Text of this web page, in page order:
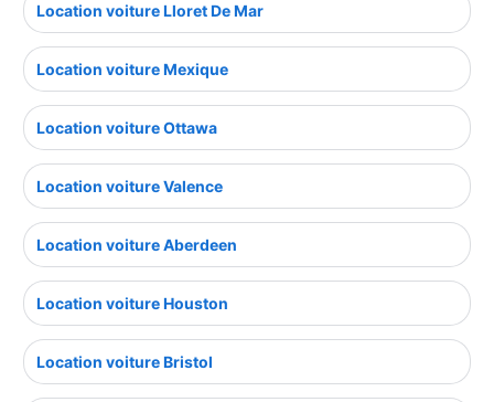
Location voiture Lloret De Mar
Location voiture Mexique
Location voiture Ottawa
Location voiture Valence
Location voiture Aberdeen
Location voiture Houston
Location voiture Bristol